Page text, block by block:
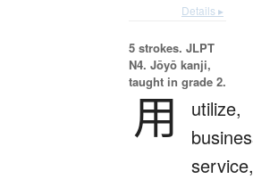
Details ▸
5 strokes. JLPT
N4. Jōyō kanji,
taught in grade 2.
用
utilize,
service,